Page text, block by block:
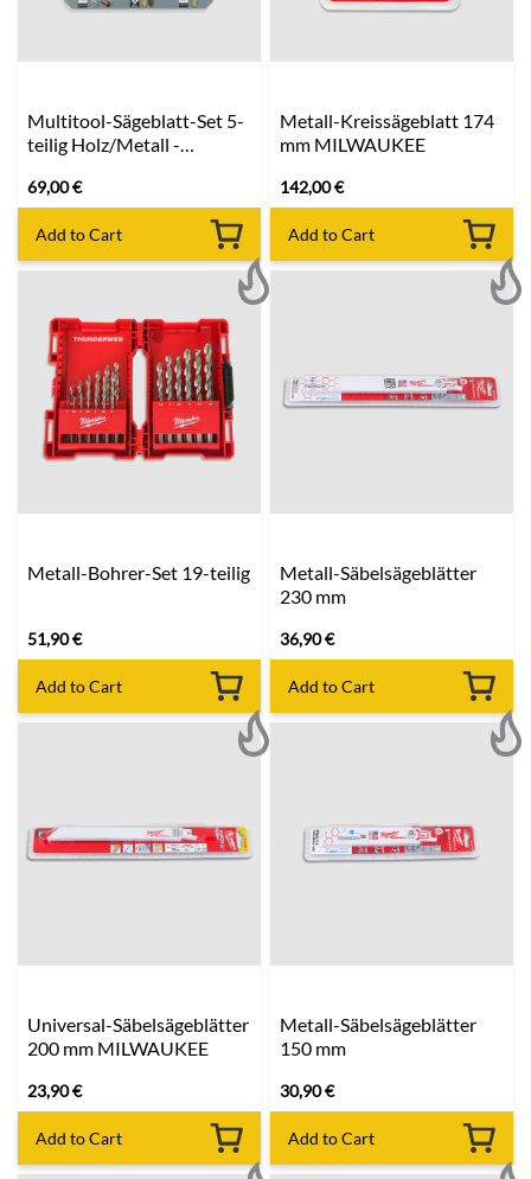
Multitool-Sägeblatt-Set 5-
teilig Holz/Metall -
69,00€
Add to Cart
Metall-Kreissägeblatt 174
mm MILWAUKEE
142,00€
Add to Cart
Metall-Bohrer-Set 19-teilig
51,90€
Add to Cart
Metall-Säbelsägeblätter
230 mm
36,90€
Add to Cart
Universal-Säbelsägeblätter
200 mm MILWAUKEE
23,90€
Add to Cart
Metall-Säbelsägeblätter
150 mm
30,90€
Add to Cart